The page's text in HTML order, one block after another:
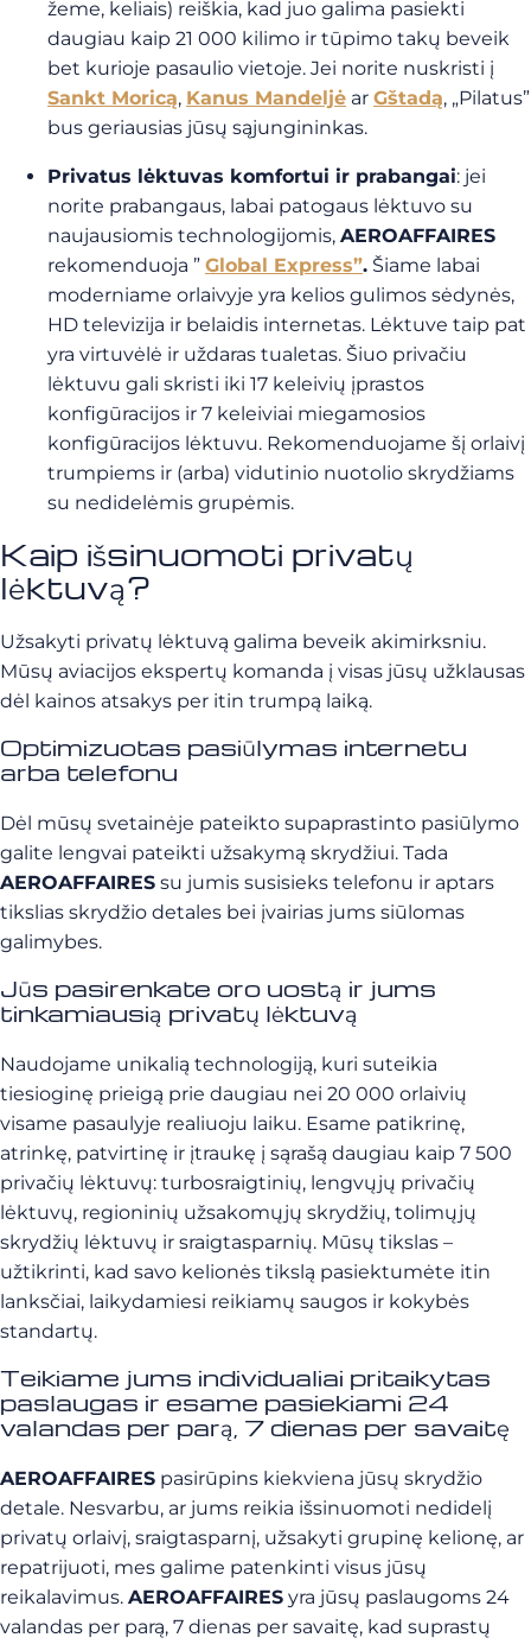
žeme, keliais) reiškia, kad juo galima pasiekti
daugiau kaip 21 000 kilimo ir tūpimo takų beveik
bet kurioje pasaulio vietoje. Jei norite nuskristi į
Sankt Moricą, Kanus Mandeljė ar Gštadą, „Pilatus”
bus geriausias jūsų sąjungininkas.
Privatus lėktuvas komfortui ir prabangai: jei
norite prabangaus, labai patogaus lėktuvo su
naujausiomis technologijomis, AEROAFFAIRES
rekomenduoja ” Global Express”. Šiame labai
moderniame orlaivyje yra kelios gulimos sėdynės,
HD televizija ir belaidis internetas. Lėktuve taip pat
yra virtuvėlė ir uždaras tualetas. Šiuo privačiu
lėktuvu gali skristi iki 17 keleivių įprastos
konfigūracijos ir 7 keleiviai miegamosios
konfigūracijos lėktuvu. Rekomenduojame šį orlaivį
trumpiems ir (arba) vidutinio nuotolio skrydžiams
su nedidelėmis grupėmis.
Kaip išsinuomoti privatų
lėktuvą?
Užsakyti privatų lėktuvą galima beveik akimirksniu.
Mūsų aviacijos ekspertų komanda į visas jūsų užklausas
dėl kainos atsakys per itin trumpą laiką.
Optimizuotas pasiūlymas internetu
arba telefonu
Dėl mūsų svetainėje pateikto supaprastinto pasiūlymo
galite lengvai pateikti užsakymą skrydžiui. Tada
AEROAFFAIRES su jumis susisieks telefonu ir aptars
tikslias skrydžio detales bei įvairias jums siūlomas
galimybes.
Jūs pasirenkate oro uostą ir jums
tinkamiausią privatų lėktuvą
Naudojame unikalią technologiją, kuri suteikia
tiesioginę prieigą prie daugiau nei 20 000 orlaivių
visame pasaulyje realiuoju laiku. Esame patikrinę,
atrinkę, patvirtinę ir įtraukę į sąrašą daugiau kaip 7 500
privačių lėktuvų: turbosraigtinių, lengvųjų privačių
lėktuvų, regioninių užsakomųjų skrydžių, tolimųjų
skrydžių lėktuvų ir sraigtasparnių. Mūsų tikslas –
užtikrinti, kad savo kelionės tikslą pasiektumėte itin
lanksčiai, laikydamiesi reikiamų saugos ir kokybės
standartų.
Teikiame jums individualiai pritaikytas
paslaugas ir esame pasiekiami 24
valandas per parą, 7 dienas per savaitę
AEROAFFAIRES pasirūpins kiekviena jūsų skrydžio
detale. Nesvarbu, ar jums reikia išsinuomoti nedidelį
privatų orlaivį, sraigtasparnį, užsakyti grupinę kelionę, ar
repatrijuoti, mes galime patenkinti visus jūsų
reikalavimus. AEROAFFAIRES yra jūsų paslaugoms 24
valandas per parą, 7 dienas per savaitę, kad suprastų